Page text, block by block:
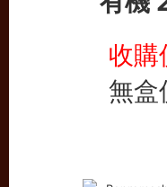
收
無